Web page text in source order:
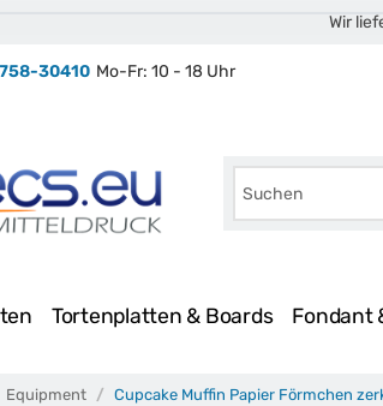
Wir
30410 Mo-Fr: 10 - 18 Uhr
Tortenplatten & Boards Fondant
Equipment Cupcake Muffin Papier Förmchen